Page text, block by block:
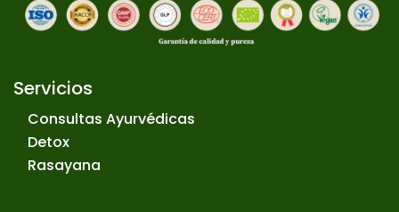
Servicios
Consultas Ayurvédicas
Detox
Rasayana